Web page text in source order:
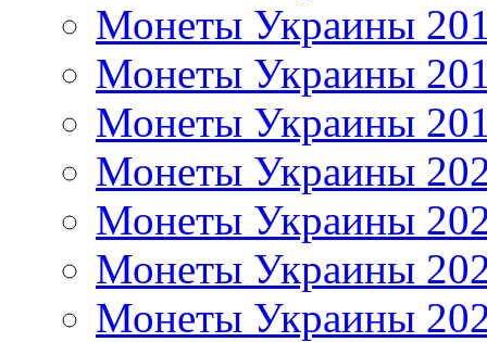
Монеты Украины
Монеты Украины
Монеты Украины
Монеты Украины
Монеты Украины
Монеты Украины
Монеты Украины